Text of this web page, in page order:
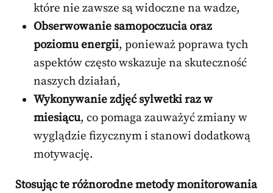
które nie zawsze są widoczne na wadze,
Obserwowanie samopoczucia oraz
poziomu energii, ponieważ poprawa tych
aspektów często wskazuje na skuteczność
naszych działań,
Wykonywanie zdjęć sylwetki raz w
miesiącu, co pomaga zauważyć zmiany w
wyglądzie fizycznym i stanowi dodatkową
motywację.
Stosując te różnorodne metody monitorowania